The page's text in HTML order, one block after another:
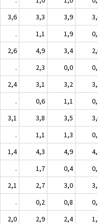
3,6 3,3 3,9
. 1,1 1,9
2,6 4,9 3,4
. 2,3 0,0
2,4 3,1 3,2
. 0,6 1,1
3,1 3,8 3,5
. 1,1 1,3
1,4 4,3 4,9
. 1,7 0,4
2,1 2,7 3,0
. 0,2 0,8
2,0 2,9 2,4